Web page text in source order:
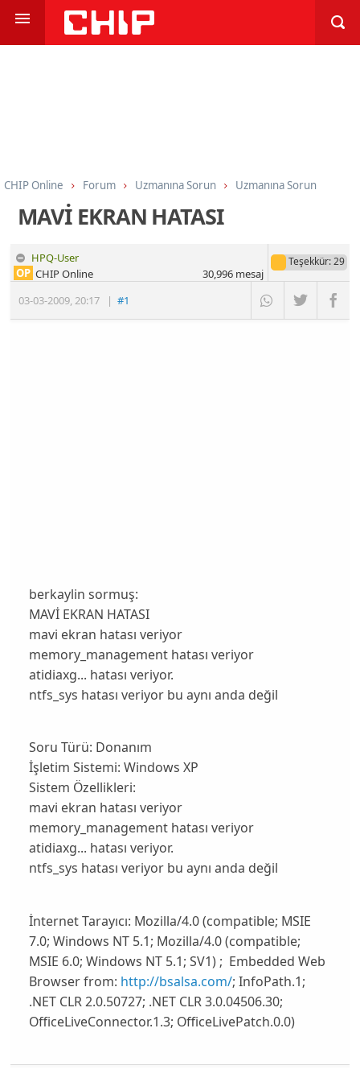
CHIP Online Forum Uzmanına Sorun Uzmanına Sorun
MAVİ EKRAN HATASI
HPQ-User
03-03-2009,20:17 |#1
OP CHIP Online
Teşekkür: 29
30,996mesaj
berkaylin sormuş:
MAVİ EKRAN HATASI
mavi ekran hatası veriyor
memory_management hatası veriyor
atidiaxg... hatası veriyor.
ntfs_sys hatası veriyor bu aynı anda değil
Soru Türü: Donanım
İşletim Sistemi: Windows XP
Sistem Özellikleri:
mavi ekran hatası veriyor
memory_management hatası veriyor
atidiaxg... hatası veriyor.
ntfs_sys hatası veriyor bu aynı anda değil
İnternet Tarayıcı: Mozilla/4.0 (compatible; MSIE
7.0; Windows NT 5.1; Mozilla/4.0 (compatible;
MSIE 6.0; Windows NT 5.1; SV1) ; Embedded Web
Browser from: http://bsalsa.com/; InfoPath.1;
.NET CLR 2.0.50727; .NET CLR 3.0.04506.30;
OfficeLiveConnector.1.3; OfficeLivePatch.0.0)